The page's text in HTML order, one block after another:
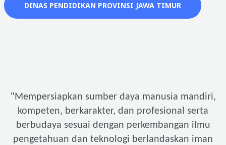
DINAS PENDIDIKAN PROVINSI JAWA TIMUR
"Mempersiapkan sumber daya manusia mandiri,
kompeten, berkarakter, dan profesional serta
berbudaya sesuai dengan perkembangan ilmu
pengetahuan dan teknologi berlandaskan iman